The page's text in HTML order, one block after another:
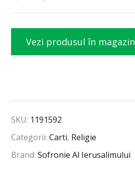
Vezi produsul în magazin
SKU: 1191592
Categorii:Carti, Religie
Brand:Sofronie Al Ierusalimului